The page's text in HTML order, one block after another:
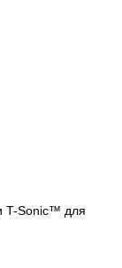
T-Sonic™ для